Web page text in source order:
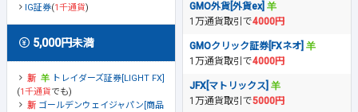
IG証券(1千通貨)
5,000円未満
トレイダーズ証券[LIGHT FX]
(1千通貨でも)
ゴールデンウェイジャパン[商品
GMO外貨[外貨ex]
1万通貨取引で4000円
GMOクリック証券[FXネオ]
1万通貨取引で4000円
JFX[マトリックス]
1万通貨取引で5000円